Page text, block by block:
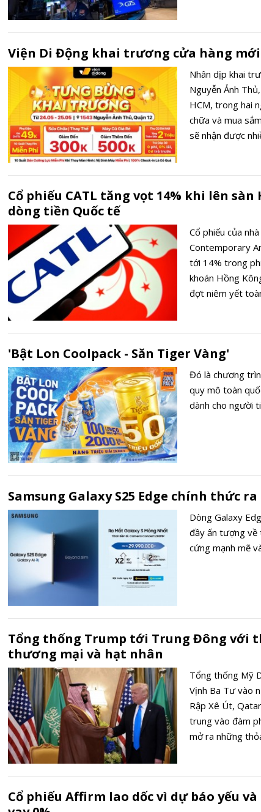
Viện Di Động khai trương cửa hàng mới
Nhân dịp khai
Nguyễn Ảnh
HCM, trong hai
chữa và mua
sẽ nhận được
Cổ phiếu CATL tăng vọt 14% khi lên
dòng tiền Quốc tế
Cổ phiếu của
Contemporary
tới 14% trong
khoán Hồng
đợt niêm yết
'Bật Lon Coolpack - Săn Tiger Vàng'
Đó là chương
quy mô toàn
dành cho người
Samsung Galaxy S25 Edge chính thức
Dòng Galaxy
đầy ấn tượng về
cứng mạnh mẽ
Tổng thống Trump tới Trung Đông với
thương mại và hạt nhân
Tổng thống Mỹ
Vịnh Ba Tư vào
Rập Xê Út,
trung vào đàm
mở ra những
Cổ phiếu Affirm lao dốc vì dự báo yếu